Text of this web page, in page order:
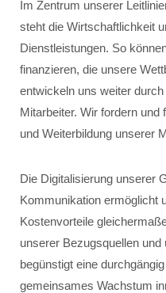
Im Zentrum unserer
steht die Wirtschaftlichkeit
Dienstleistungen. So
finanzieren, die unsere
entwickeln uns weiter
Mitarbeiter. Wir fordern
und Weiterbildung unserer
Die Digitalisierung unserer
Kommunikation ermöglicht
Kostenvorteile
unserer Bezugsquellen
begünstigt eine
gemeinsames Wachstum